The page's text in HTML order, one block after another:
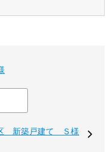
新築戸建て Ｓ様